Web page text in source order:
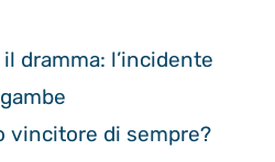
dramma: l’incidente
vincitore di sempre?